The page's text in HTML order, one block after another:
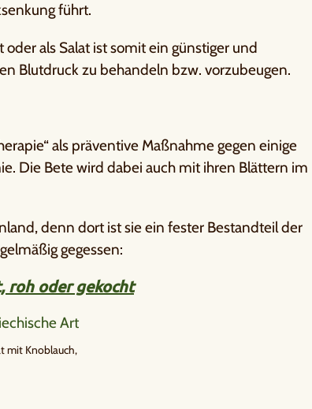
führt.
als Salat ist somit ein günstiger und
Blutdruck zu behandeln bzw. vorzubeugen.
als präventive Maßnahme gegen einige
Die Bete wird dabei auch mit ihren Blättern im
denn dort ist sie ein fester Bestandteil der
gegessen:
roh oder gekocht
mit Knoblauch,